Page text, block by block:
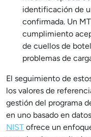
identificación de
confirmada. Un
cumplimiento
de cuellos de
problemas de
El seguimiento de
los valores de
gestión del programa
en uno basado en
NIST ofrece un